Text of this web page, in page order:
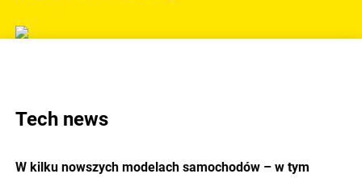
Tech news
W kilku nowszych modelach samochodów – w tym